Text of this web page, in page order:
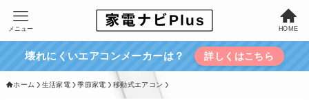
HOME
メニュー
壊れにくいエアコンメーカーは？ 詳しくはこちら
ホーム 生活家電 季節家電 移動式エアコン